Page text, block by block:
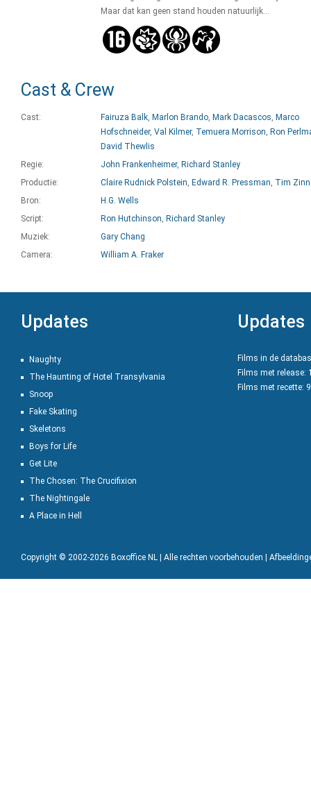
Maar dat kan geen stand houden natuurlijk...
Cast & Crew
Cast: Fairuza Balk, Marlon Brando, Mark Dacascos, Marco
Hofschneider, Val Kilmer, Temuera Morrison, Ron
David Thewlis
Regie:
John Frankenheimer, Richard Stanley
Productie:
Claire Rudnick Polstein, Edward R. Pressman, Tim
Bron:
H.G. Wells
Script:
Ron Hutchinson, Richard Stanley
Muziek:
Gary Chang
Camera:
William A. Fraker
Updates
Naughty
The Haunting of Hotel Transylvania
Snoop
Fake Skating
Skeletons
Boys for Life
Get Lite
The Chosen: The Crucifixion
The Nightingale
A Place in Hell
Updates
Films in de
Films met release:
Films met recette:
Copyright © 2002-2026 Boxoffice NL | Alle rechten voorbehouden |